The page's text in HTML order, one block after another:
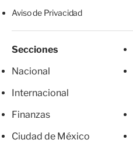
Aviso de Privacidad
Secciones
Nacional
Internacional
Finanzas
Ciudad de México